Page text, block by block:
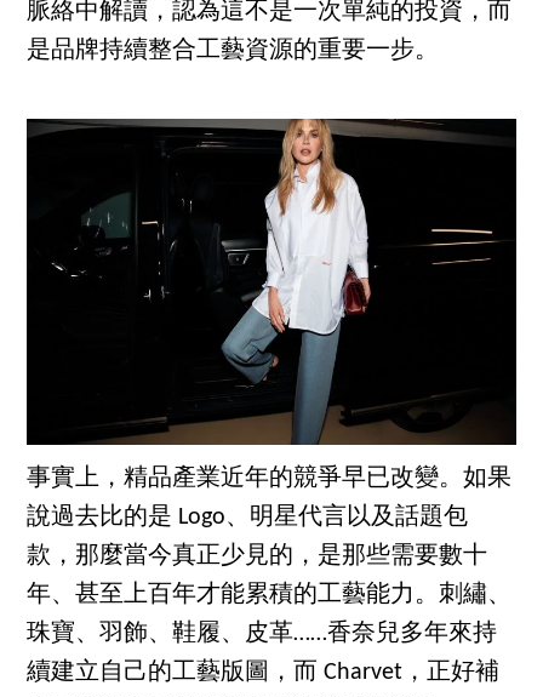
脈絡中解讀，認為這不是一次單純的投資，而
是品牌持續整合工藝資源的重要一步。
事實上，精品產業近年的競爭早已改變。如果
說過去比的是 Logo、明星代言以及話題包
款，那麼當今真正少見的，是那些需要數十
年、甚至上百年才能累積的工藝能力。刺繡、
珠寶、羽飾、鞋履、皮革……香奈兒多年來持
續建立自己的工藝版圖，而 Charvet，正好補